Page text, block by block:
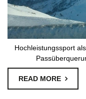
Hochleistungssport
READ MORE